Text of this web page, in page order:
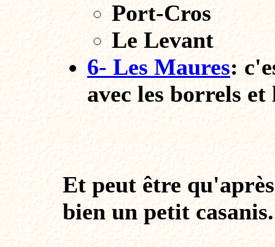
Port-Cros
Le Levant
6- Les Maures:
avec les borrels et
Et peut être
bien un petit